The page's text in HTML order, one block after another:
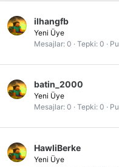
ilhangfb
Yeni Üye
Mesajlar 0 Tepki 0
batin_2000
Yeni Üye
Mesajlar 0 Tepki 0
HawliBerke
Yeni Üye